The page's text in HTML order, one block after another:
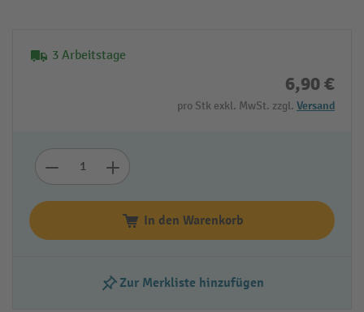
3 Arbeitstage
6,90 €
pro Stk exkl. MwSt. zzgl. Versand
In den Warenkorb
Zur Merkliste hinzufügen